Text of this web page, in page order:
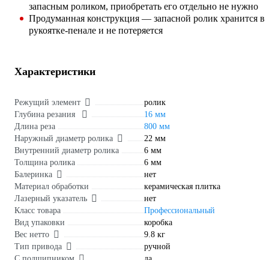
запасным роликом, приобретать его отдельно не нужно
Продуманная конструкция — запасной ролик хранится в
рукоятке-пенале и не потеряется
Характеристики
Режущий элемент
ролик
Глубина резания
16 мм
Длина реза
800 мм
Наружный диаметр ролика
22 мм
Внутренний диаметр ролика
6 мм
Толщина ролика
6 мм
Балеринка
нет
Материал обработки
керамическая плитка
Лазерный указатель
нет
Класс товара
Профессиональный
Вид упаковки
коробка
Вес нетто
9.8 кг
Тип привода
ручной